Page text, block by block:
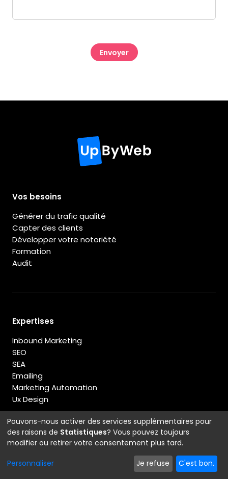
Vos besoins
Générer du trafic qualité
Capter des clients
Développer votre notoriété
Formation
Audit
Expertises
Inbound Marketing
SEO
SEA
Emailing
Marketing Automation
Ux Design
Ressources
Pouvons-nous activer des services supplémentaires pour
des raisons de Statistiques? Vous pouvez toujours
modifier ou retirer votre consentement plus tard.
Personnaliser Je refuse C'est bon.